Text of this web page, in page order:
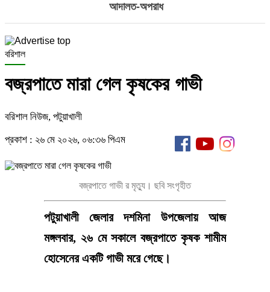
আদালত-অপরাধ
বরিশাল
বজ্রপাতে মারা গেল কৃষকের গাভী
বরিশাল নিউজ, পটুয়াখালী
প্রকাশ : ২৬ মে ২০২৬, ০৬:৩৬ পিএম
বজ্রপাতে গাভী র মৃত্যু। ছবি সংগৃহীত
পটুয়াখালী জেলার দশমিনা উপজেলায় আজ
মঙ্গলবার, ২৬ মে সকালে বজ্রপাতে কৃষক শামীম
হোসেনের একটি গাভী মরে গেছে।